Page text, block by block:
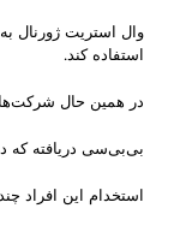
وال استریت ژورنال
استفاده کند.
در همین حال
بی‌بی‌سی دریافته که
استخدام این افراد